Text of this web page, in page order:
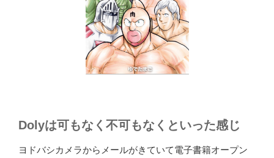
Dolyは可もなく不可もなくといった感じ
ヨドバシカメラからメールがきていて電子書籍オープン